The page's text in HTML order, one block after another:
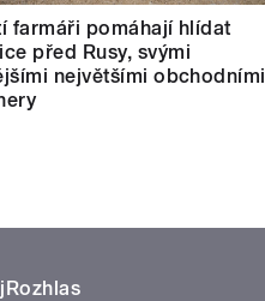
farmáři pomáhají hlídat
před Rusy, svými
největšími obchodními